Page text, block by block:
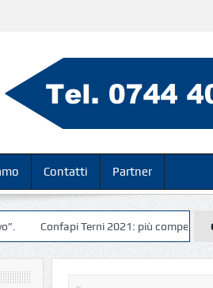
Contatti Partner
Confapi Terni 2021: più competitivi, più